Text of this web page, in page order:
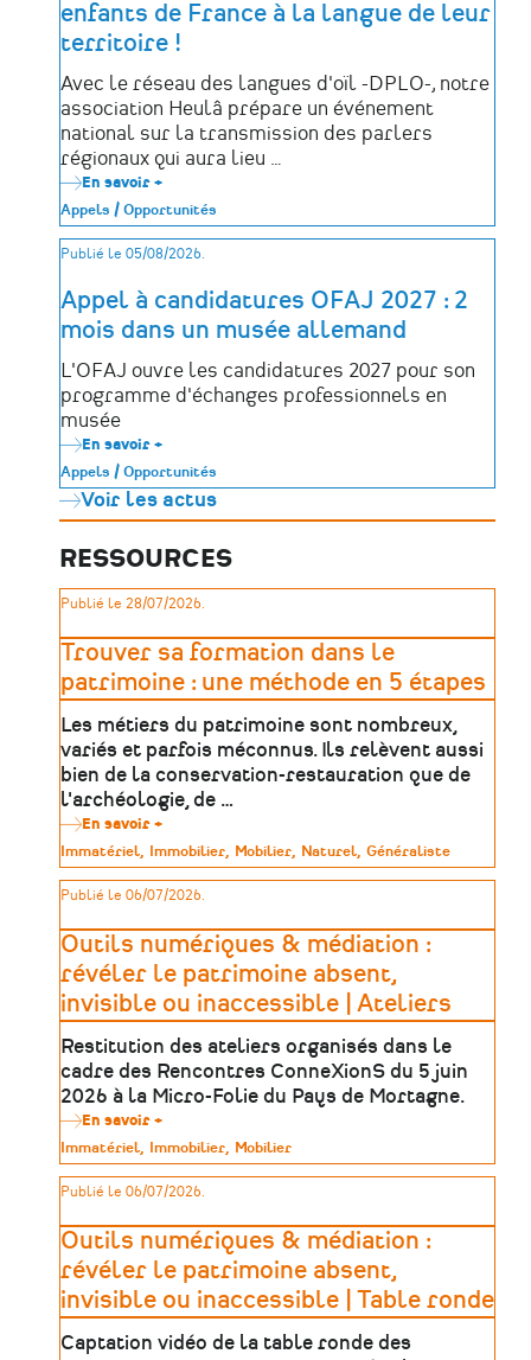
enfants de France à la langue de leur
territoire !
Avec le réseau des langues d'oïl -DPLO-, notre
association Heulâ prépare un événement
national sur la transmission des parlers
régionaux qui aura lieu …
En savoir +
la
sensibilisation
de
enfants
de
la
langue
!
Appels / Opportunités
Publié le 05/08/2026.
Appel à candidatures OFAJ 2027 : 2
mois dans un musée allemand
L'OFAJ ouvre les candidatures 2027 pour son
programme d'échanges professionnels en
musée
En savoir +
Appel
à
candidatures
OFAJ
:
2
mois
dans
musée
allemand
Appels / Opportunités
Voir les actus
RESSOURCES
Publié le 28/07/2026.
Trouver sa formation dans le
patrimoine : une méthode en 5 étapes
Les métiers du patrimoine sont nombreux,
variés et parfois méconnus. Ils relèvent aussi
bien de la conservation-restauration que de
l'archéologie, de …
En savoir +
Trouver
sa
formation
dans
patrimoine
:
une
méthode
en
5
étapes
Type
de
patrimoine
Immatériel Immobilier Mobilier Naturel Généraliste
Publié le 06/07/2026.
Outils numériques & médiation :
révéler le patrimoine absent,
invisible ou inaccessible | Ateliers
Restitution des ateliers organisés dans le
cadre des Rencontres ConneXionS du 5 juin
2026 à la Micro-Folie du Pays de Mortagne.
En savoir +
Outils
numériques
&
médiation
révéler
le
patrimoine
absent,
invisible
ou
inaccessible
|
Type
de
patrimoine
Immatériel Immobilier Mobilier
Publié le 06/07/2026.
Outils numériques & médiation :
révéler le patrimoine absent,
invisible ou inaccessible | Table ronde
Captation vidéo de la table ronde des